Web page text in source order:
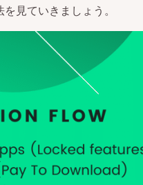
見ていきましょう。